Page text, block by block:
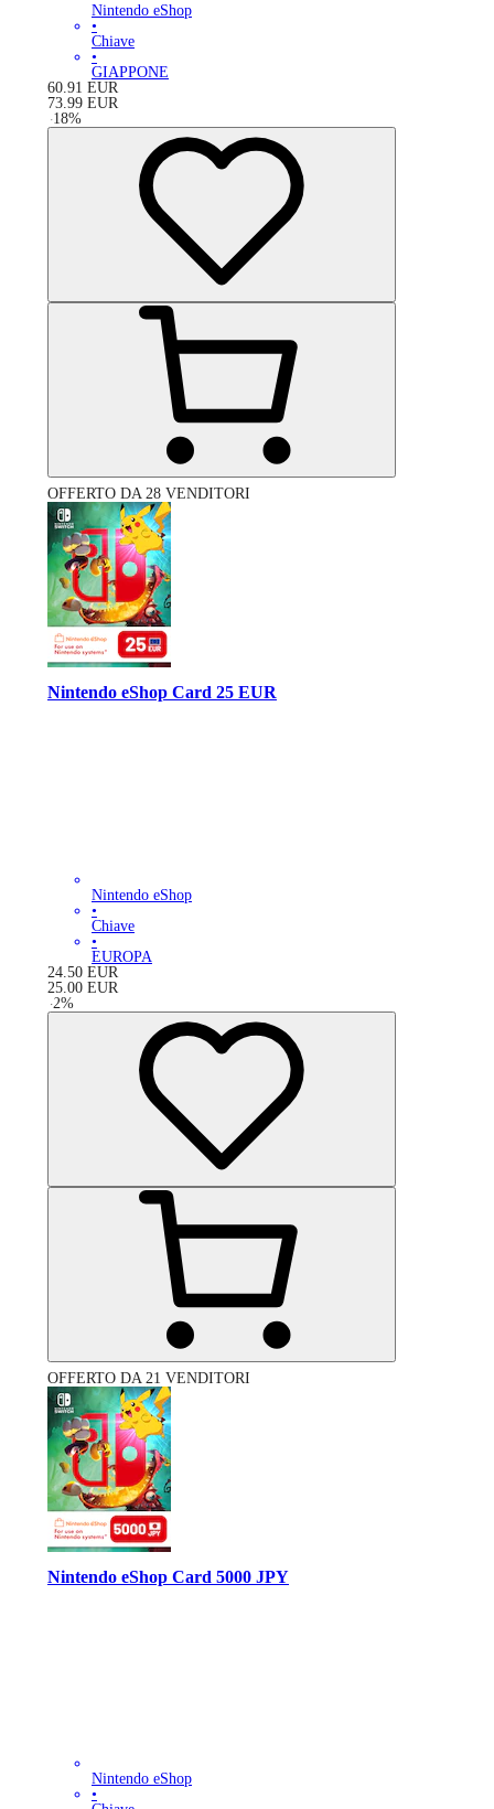
Nintendo eShop
•
Chiave
•
GIAPPONE
60.91 EUR
73.99 EUR
-18%
OFFERTO DA 28 VENDITORI
Nintendo eShop Card 25 EUR
Nintendo eShop
•
Chiave
•
EUROPA
24.50 EUR
25.00 EUR
-2%
OFFERTO DA 21 VENDITORI
Nintendo eShop Card 5000 JPY
Nintendo eShop
•